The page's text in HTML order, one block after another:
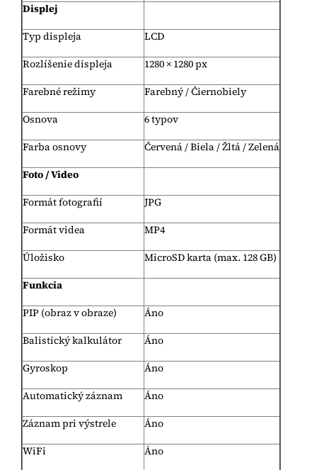
Displej
Typ displeja
LCD
Rozlíšenie displeja
1280 × 1280 px
Farebné režimy
Farebný / Čiernobiely
Osnova
6 typov
Farba osnovy
Červená / Biela / Žltá / Zelená
Foto / Video
Formát fotografií
JPG
Formát videa
MP4
Úložisko
MicroSD karta (max. 128 GB)
Funkcia
PIP (obraz v obraze)
Áno
Balistický kalkulátor
Áno
Gyroskop
Áno
Automatický záznam
Áno
Záznam pri výstrele
Áno
WiFi
Áno